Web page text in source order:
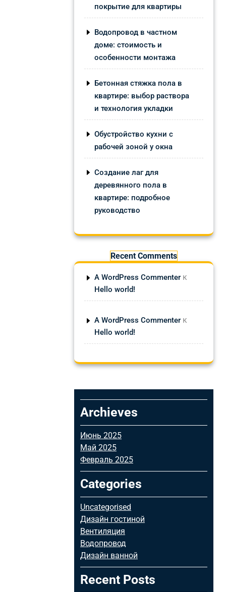
покрытие для квартиры
Водопровод в частном
доме: стоимость и
особенности монтажа
Бетонная стяжка пола в
квартире: выбор раствора
и технология укладки
Обустройство кухни с
рабочей зоной у окна
Создание лаг для
деревянного пола в
квартире: подробное
руководство
Recent Comments
A WordPress Commenter к
Hello world!
A WordPress Commenter к
Hello world!
Archieves
Июнь 2025
Май 2025
Февраль 2025
Categories
Uncategorised
Дизайн гостиной
Вентиляция
Водопровод
Дизайн ванной
Recent Posts